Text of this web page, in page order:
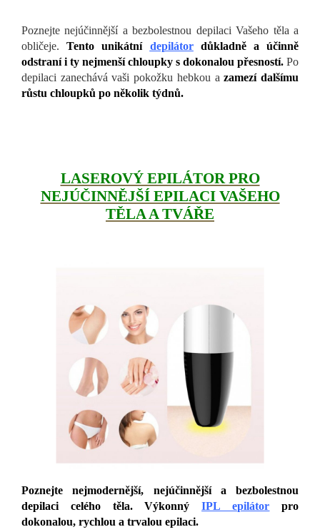
Poznejte nejúčinnější a bezbolestnou depilaci Vašeho těla a
obličeje.Tento unikátní depilátordůkladně a účinně
odstraní i ty nejmenší chloupky s dokonalou přesností. Po
depilaci zanechává vaši pokožku hebkou azamezí dalšímu
růstu chloupků po několik týdnů.
LASEROVÝ EPILÁTOR PRO
NEJÚČINNĚJŠÍ EPILACI VAŠEHO
TĚLA A TVÁŘE
Poznejte nejmodernější, nejúčinnější a bezbolestnou
depilaci celého těla. VýkonnýIPL epilátor pro
dokonalou, rychlou a trvalou epilaci.